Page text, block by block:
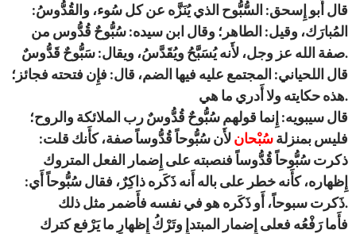
قال أَبو إِسحق: السُّبُّوح الذي يُنَزَّه عن كل سُوء، والقُدُّوسُ:
المُبارَك، وقيل: الطاهر؛ وقال ابن سيده: سُبُّوحٌ قُدُّوس من
صفة الله عز وجل، لأَنه يُسَبَّحُ ويُقَدَّسُ، ويقال: سَبُّوحٌ قَدُّوسٌ.
قال اللحياني: المجتمع عليه فيها الضم، قال: فإِن فتحته فجائز؛
هذه حكايته ولا أَدري ما هي.
قال سيبويه: إِنما قولهم سُبُّوحٌ قُدُّوسٌ رب الملائكة والروح؛
فليس بمنزلةسُبْحانلأَن سُبُّوحاً قُدُّوساً صفة، كأَنك قلت:
ذكرت سُبُّوحاً قُدُّوساً فنصبته على إِضمار الفعل المتروك
إِظهاره، كأَنه خطر على باله أَنه ذَكَره ذاكِرٌ، فقال سُبُّوحاً أَي:
ذَكرت سبوحاً، أَو ذَكَره هو في نفسه فأَضمر مثل ذلك.
فأَما رَفْعُه فعلى إِضمار المبتدإِ وتَرْكُ إِظهارِ ما يَرْفع كترك